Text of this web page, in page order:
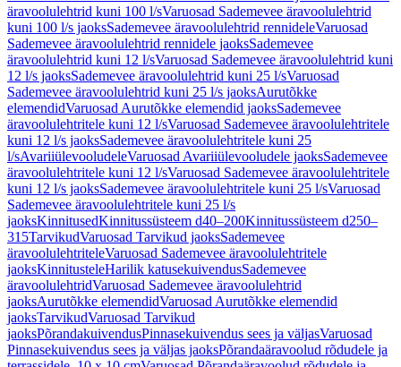
äravoolulehtrid kuni 100 l/sVaruosad Sademevee äravoolulehtrid
kuni 100 l/s jaoksSademevee äravoolulehtrid rennideleVaruosad
Sademevee äravoolulehtrid rennidele jaoksSademevee
äravoolulehtrid kuni 12 l/sVaruosad Sademevee äravoolulehtrid kuni
12 l/s jaoksSademevee äravoolulehtrid kuni 25 l/sVaruosad
Sademevee äravoolulehtrid kuni 25 l/s jaoksAurutõkke
elemendidVaruosad Aurutõkke elemendid jaoksSademevee
äravoolulehtritele kuni 12 l/sVaruosad Sademevee äravoolulehtritele
kuni 12 l/s jaoksSademevee äravoolulehtritele kuni 25
l/sAvariiülevooludeleVaruosad Avariiülevooludele jaoksSademevee
äravoolulehtritele kuni 12 l/sVaruosad Sademevee äravoolulehtritele
kuni 12 l/s jaoksSademevee äravoolulehtritele kuni 25 l/sVaruosad
Sademevee äravoolulehtritele kuni 25 l/s
jaoksKinnitusedKinnitussüsteem d40–200Kinnitussüsteem d250–
315TarvikudVaruosad Tarvikud jaoksSademevee
äravoolulehtriteleVaruosad Sademevee äravoolulehtritele
jaoksKinnitusteleHarilik katusekuivendusSademevee
äravoolulehtridVaruosad Sademevee äravoolulehtrid
jaoksAurutõkke elemendidVaruosad Aurutõkke elemendid
jaoksTarvikudVaruosad Tarvikud
jaoksPõrandakuivendusPinnasekuivendus sees ja väljasVaruosad
Pinnasekuivendus sees ja väljas jaoksPõrandaäravoolud rõdudele ja